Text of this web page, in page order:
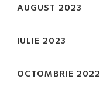
AUGUST 2023
IULIE 2023
OCTOMBRIE 2022